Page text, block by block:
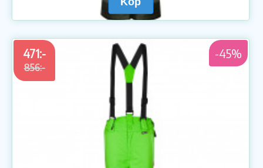
471:-
856:-
-45%